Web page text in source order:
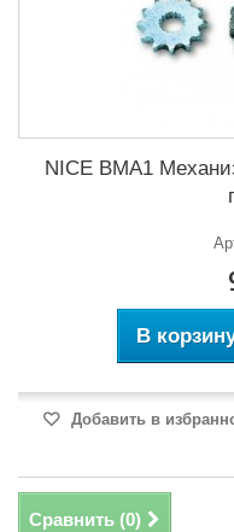
NICE BMA1
В
Добавить в
Сравнить (0)